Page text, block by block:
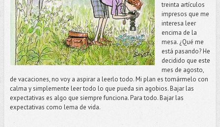
treinta artículos
impresos que me
interesa leer
encima de la
mesa. ¿Qué me
está pasando? He
decidido que este
mes de agosto,
de vacaciones, no voy a aspirar a leerlo todo. Mi plan es tomármelo con
calma y simplemente leer todo lo que pueda sin agobios. Bajar las
expectativas es algo que siempre funciona. Para todo. Bajar las
expectativas como lema de vida.